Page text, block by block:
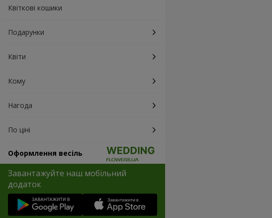
Квіткові кошики
Подарунки
Квіти
Кому
Нагода
По ціні
Оформлення весіль
Завантажуйте наш мобільний
додаток